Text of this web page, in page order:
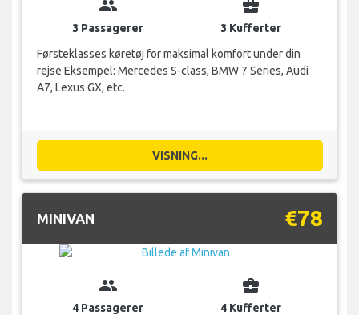
group
3 Passagerer
business_center
3 Kufferter
Førsteklasses køretøj for maksimal komfort under din
rejse Eksempel: Mercedes S-class, BMW 7 Series, Audi
A7, Lexus GX, etc.
VISNING...
MINIVAN €78
group
4 Passagerer
business_center
4 Kufferter